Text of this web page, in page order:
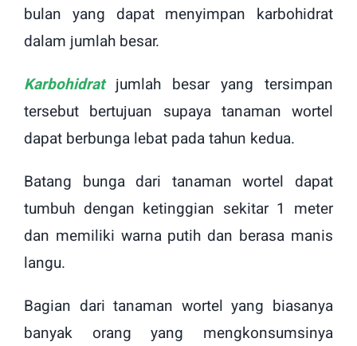
bulan yang dapat menyimpan karbohidrat
dalam jumlah besar.
Karbohidratjumlah besar yang tersimpan
tersebut bertujuan supaya tanaman wortel
dapat berbunga lebat pada tahun kedua.
Batang bunga dari tanaman wortel dapat
tumbuh dengan ketinggian sekitar 1 meter
dan memiliki warna putih dan berasa manis
langu.
Bagian dari tanaman wortel yang biasanya
banyak orang yang mengkonsumsinya